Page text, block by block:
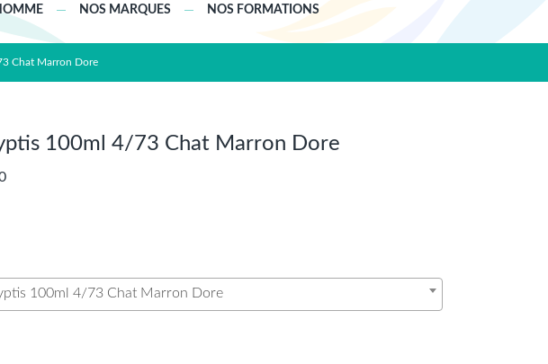
NOS MARQUES NOS FORMATIONS
Chat Marron Dore
100ml 4/73 Chat Marron Dore
100ml 4/73 Chat Marron Dore